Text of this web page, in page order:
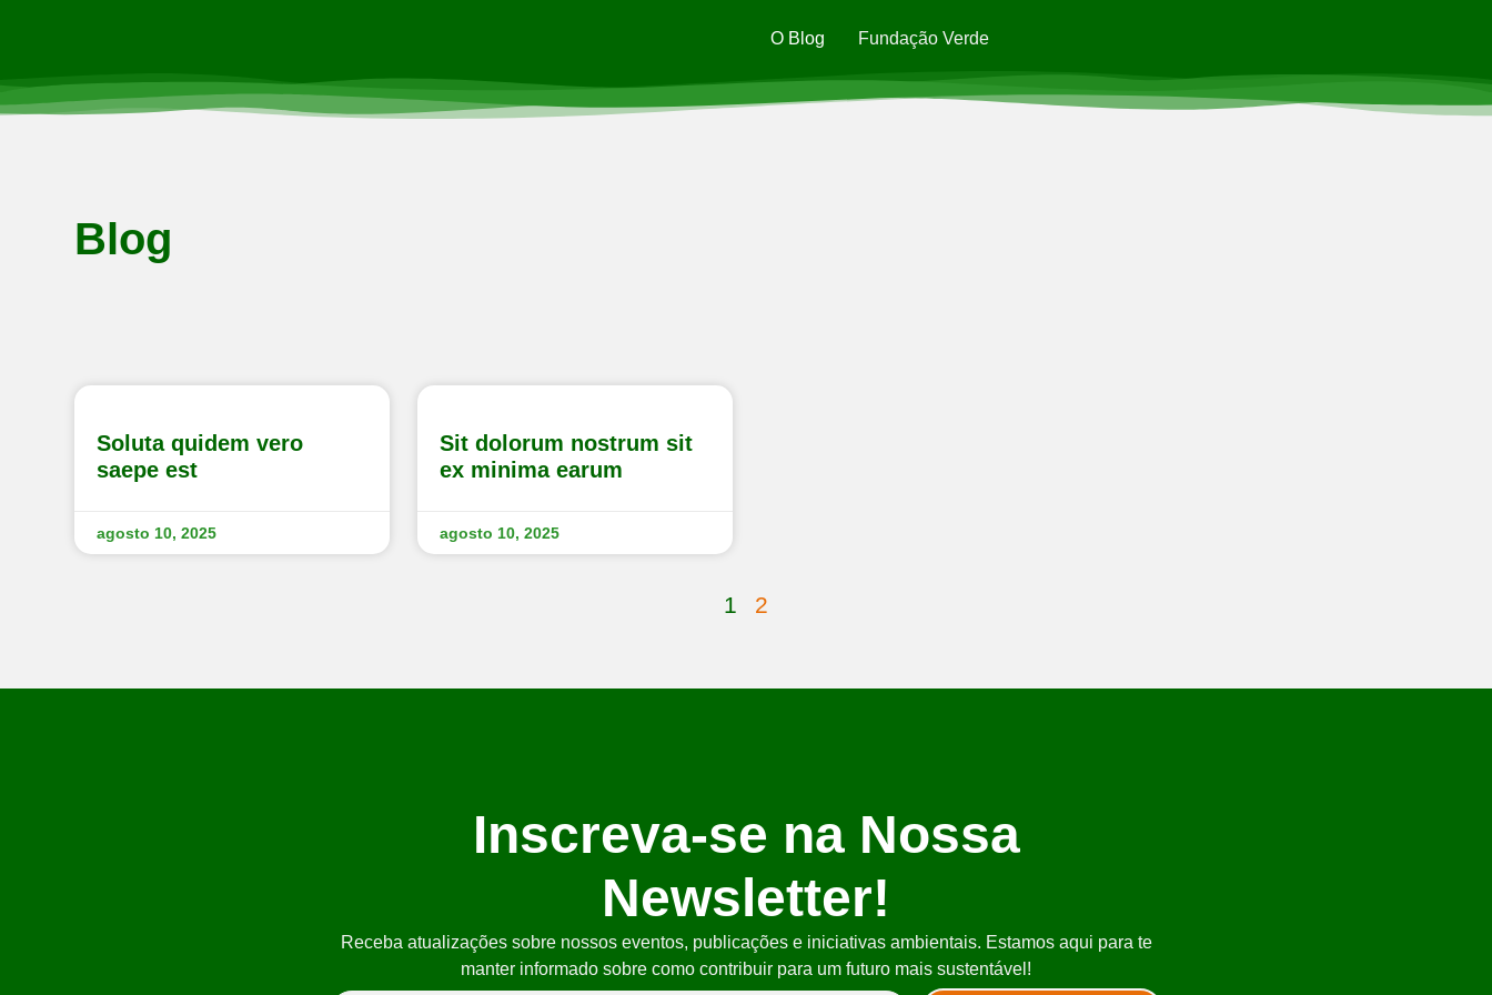
O Blog Fundação Verde
Blog
Soluta quidem vero
saepe est
agosto 10, 2025
Sit dolorum nostrum sit
ex minima earum
agosto 10, 2025
1 2
Inscreva-se na Nossa
Newsletter!
Receba atualizações sobre nossos eventos, publicações e iniciativas ambientais. Estamos aqui para te
manter informado sobre como contribuir para um futuro mais sustentável!